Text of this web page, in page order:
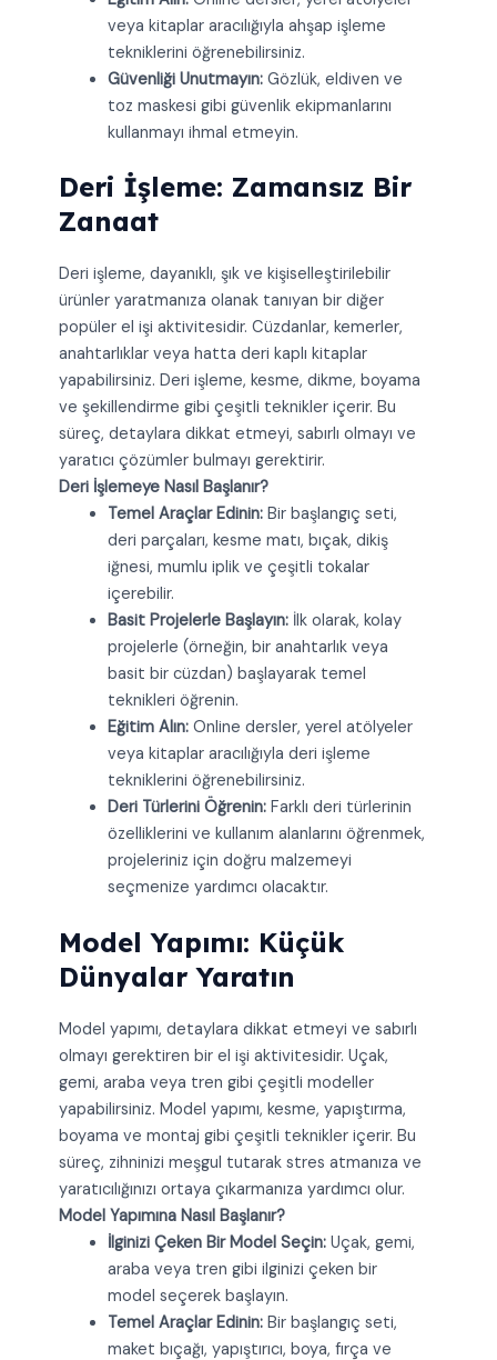
veya kitaplar aracılığıyla ahşap işleme
tekniklerini öğrenebilirsiniz.
Güvenliği Unutmayın:Gözlük, eldiven ve
toz maskesi gibi güvenlik ekipmanlarını
kullanmayı ihmal etmeyin.
Deri İşleme: Zamansız Bir
Zanaat
Deri işleme, dayanıklı, şık ve kişiselleştirilebilir
ürünler yaratmanıza olanak tanıyan bir diğer
popüler el işi aktivitesidir. Cüzdanlar, kemerler,
anahtarlıklar veya hatta deri kaplı kitaplar
yapabilirsiniz. Deri işleme, kesme, dikme, boyama
ve şekillendirme gibi çeşitli teknikler içerir. Bu
süreç, detaylara dikkat etmeyi, sabırlı olmayı ve
yaratıcı çözümler bulmayı gerektirir.
Deri İşlemeye Nasıl Başlanır?
Temel Araçlar Edinin:Bir başlangıç seti,
deri parçaları, kesme matı, bıçak, dikiş
iğnesi, mumlu iplik ve çeşitli tokalar
içerebilir.
Basit Projelerle Başlayın:İlk olarak, kolay
projelerle (örneğin, bir anahtarlık veya
basit bir cüzdan) başlayarak temel
teknikleri öğrenin.
Eğitim Alın:Online dersler, yerel atölyeler
veya kitaplar aracılığıyla deri işleme
tekniklerini öğrenebilirsiniz.
Deri Türlerini Öğrenin:Farklı deri türlerinin
özelliklerini ve kullanım alanlarını öğrenmek,
projeleriniz için doğru malzemeyi
seçmenize yardımcı olacaktır.
Model Yapımı: Küçük
Dünyalar Yaratın
Model yapımı, detaylara dikkat etmeyi ve sabırlı
olmayı gerektiren bir el işi aktivitesidir. Uçak,
gemi, araba veya tren gibi çeşitli modeller
yapabilirsiniz. Model yapımı, kesme, yapıştırma,
boyama ve montaj gibi çeşitli teknikler içerir. Bu
süreç, zihninizi meşgul tutarak stres atmanıza ve
yaratıcılığınızı ortaya çıkarmanıza yardımcı olur.
Model Yapımına Nasıl Başlanır?
İlginizi Çeken Bir Model Seçin:Uçak, gemi,
araba veya tren gibi ilginizi çeken bir
model seçerek başlayın.
Temel Araçlar Edinin:Bir başlangıç seti,
maket bıçağı, yapıştırıcı, boya, fırça ve